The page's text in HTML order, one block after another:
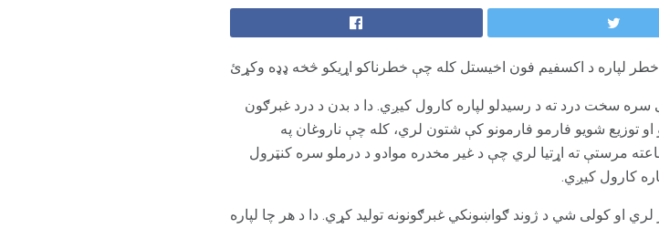
لپاره د اکسفیم فون اخیستل کله چې خطرناکو اړیکو څخه ډډه وکړئ
سخت درد ته د رسیدلو لپاره کارول کیږي. دا د بدن د درد غبرګون
توزیع شویو فارمو فارمونو کې شتون لري، کله چې ناروغان په
توګه ناروغانو ته اړتیا لري، د سخت درد درد 24 ساعته مرستې ته اړتیا لري چې د غیر مخدره موادو د درملو سره کنټرول
کارول کیږي.
او کولی شي د ژوند ګواښونکي غبرګونونه تولید کړي. دا د هر چا لپاره